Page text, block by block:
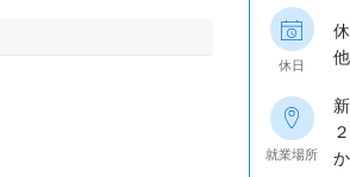
休日
就業場所